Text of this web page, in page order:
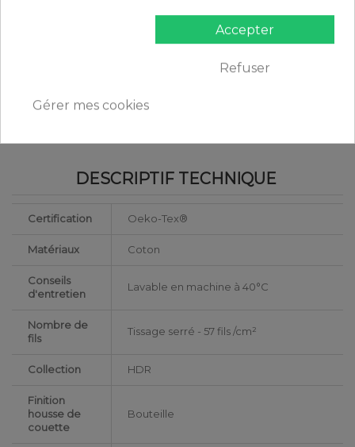
200 x 200 cm : 1-2 personnes
240 x 260 cm : 2 personnes
CONTENU
DESCRIPTIF TECHNIQUE
Certification Oeko-Tex®
Matériaux Coton
Conseils
d'entretien
Lavable en machine à 40°C
Nombre de
fils
Tissage serré - 57 fils /cm²
Collection HDR
Finition
housse de
couette
Bouteille
Accepter
Refuser
Gérer mes cookies